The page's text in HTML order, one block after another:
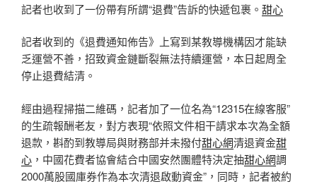
記者也收到了一份帶有所謂“退費”告訴的快遞包裹。 甜心
記者收到的《退費通知佈告》上寫到某教導機構因才能缺
乏運營不善，招致資金鏈斷裂無法持續運營，本日起周全
停止退費結清。
經由過程掃描二維碼，記者加了一位名為“12315在線客服”
的生疏報酬老友，對方表現“依照文件相干請求本次為全額
退款，斟酌到教導局與財務部并未撥付甜心網清退資金甜
心 ，中國花費者協會結合中國安然團體特決定抽甜心網調
2000萬股國庫券作為本次清退啟動資金”，同時，記者被約